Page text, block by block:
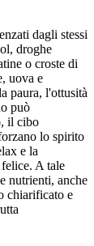
dagli stessi
droghe
o croste di
uova e
paura, l'ottusità
può
il cibo
lo spirito
e la
A tale
nutrienti, anche
chiarificato e